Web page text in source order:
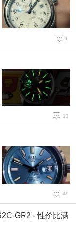
6
13
49
GR2 - 性价比满